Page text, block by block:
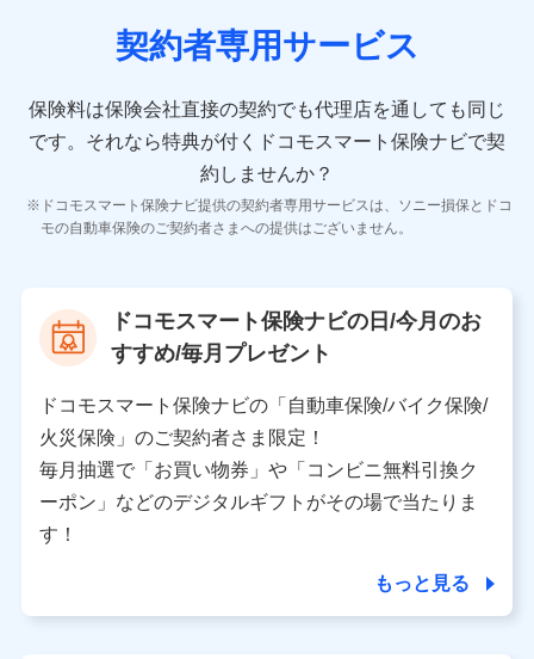
険契約に関する情報。例として、保険契約者及び被保険
者の氏名、住所、生年月日、性別、保険契約者と被保険
報、建物の構造や築年数などの情報、ペットの種類や年
齢などの情報などが含まれます。
【共同して利用する者の範囲】
当社
当社又は株式会社NTTドコモが提供する保険関連サービ
スにおけるユーザ登録受付および管理のため
を受けている保険会社・提携会社の保険その他に関する
情報を提供するため、また維持管理等の委託業務遂行の
ため、またそれらに付帯、関連する当社、株式会社NTT
ドコモおよび提携会社のサービスを案内、提供するため
（各サービスで取得したサービス利用履歴、ウェブサイ
トの閲覧履歴、購買履歴、ご契約内容等のパーソナルデ
ータを分析して、お客さまの趣味・嗜好・傾向に応じた
契約者専用サービス
保険料は保険会社直接の契約でも代理店を通しても同じ
です。 それなら特典が付くドコモスマート保険ナビで契
約しませんか？
ドコモスマート保険ナビ提供の契約者専用サービスは、ソニー損保とドコ
モの自動車保険のご契約者さまへの提供はございません。
ドコモスマート保険ナビの日/今月のお
すすめ/毎月プレゼント
ドコモスマート保険ナビの「自動車保険/バイク保険/
火災保険」のご契約者さま限定！
毎月抽選で「お買い物券」や「コンビニ無料引換ク
ーポン」などのデジタルギフトがその場で当たりま
す！
もっと見る